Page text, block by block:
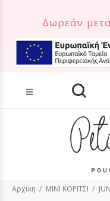
Δωρεάν
Αρχικη MINI ΚΟΡΙΤΣΙ